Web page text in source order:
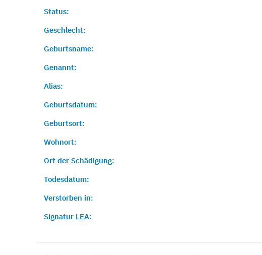
Status:
Geschlecht:
Geburtsname:
Genannt:
Alias:
Geburtsdatum:
Geburtsort:
Wohnort:
Ort der Schädigung:
Todesdatum:
Verstorben in:
Signatur LEA: